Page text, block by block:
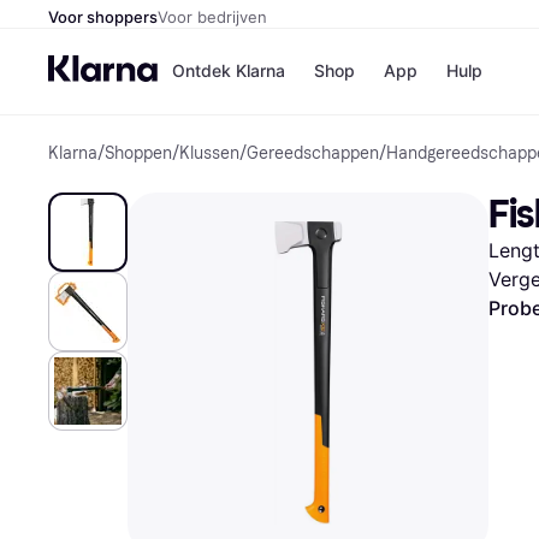
Voor shoppersVoor bedrijven
Ontdek Klarna Shop
Winkels
Bol
H&M
App Hulp
Klarna/Shoppen/Klussen/Gereedschappen/